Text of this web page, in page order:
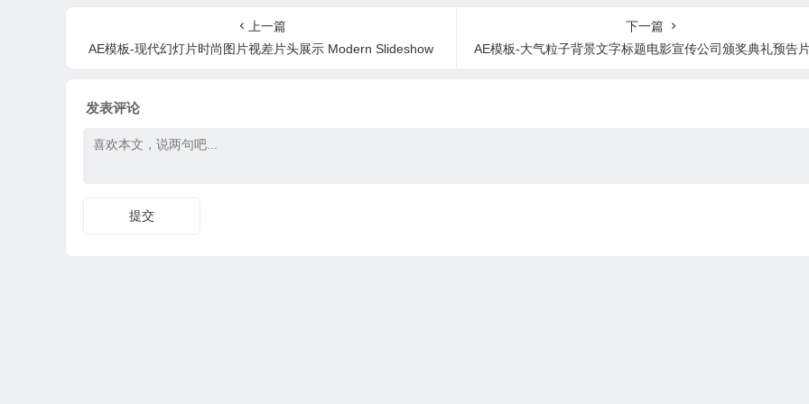
景音乐
上一篇
AE模板-现代幻灯片时尚图片视差片头展示 Modern Slideshow
下一篇
AE模板-大气粒子背景文字标题电影宣传公司颁奖典礼预告片头 两
发表评论